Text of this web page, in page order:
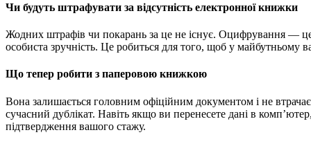
Чи будуть штрафувати за відсутність електронної книжки
Жодних штрафів чи покарань за це не існує. Оцифрування —
особиста зручність. Це робиться для того, щоб у майбутньому
Що тепер робити з паперовою книжкою
Вона залишається головним офіційним документом і не
сучасний дублікат. Навіть якщо ви перенесете дані в
підтвердження вашого стажу.